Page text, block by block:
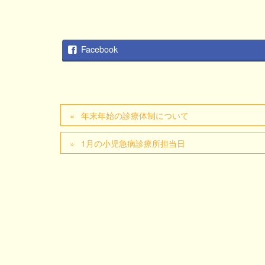
Facebook
年末年始の診療体制について
1月の小児急病診療所担当日